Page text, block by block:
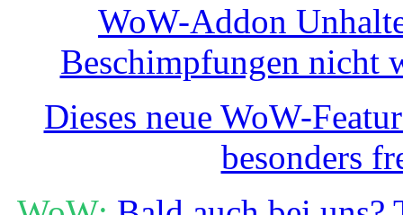
WoW-Addon
Beschimpfungen nicht
Dieses neue WoW-
besonders